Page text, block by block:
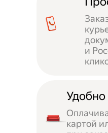
и
Удобно
картой